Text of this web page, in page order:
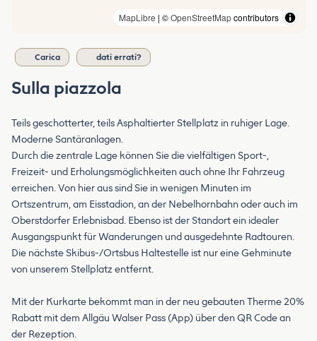
MapLibre | ©OpenStreetMapcontributors
Carica dati errati?
Sulla piazzola
Teils geschotterter, teils Asphaltierter Stellplatz in ruhiger Lage.
Moderne Santäranlagen.
Durch die zentrale Lage können Sie die vielfältigen Sport-,
Freizeit- und Erholungsmöglichkeiten auch ohne Ihr Fahrzeug
erreichen. Von hier aus sind Sie in wenigen Minuten im
Ortszentrum, am Eisstadion, an der Nebelhornbahn oder auch im
Oberstdorfer Erlebnisbad. Ebenso ist der Standort ein idealer
Ausgangspunkt für Wanderungen und ausgedehnte Radtouren.
Die nächste Skibus-/Ortsbus Haltestelle ist nur eine Gehminute
von unserem Stellplatz entfernt.
Mit der Kurkarte bekommt man in der neu gebauten Therme 20%
Rabatt mit dem Allgäu Walser Pass (App) über den QR Code an
der Rezeption.